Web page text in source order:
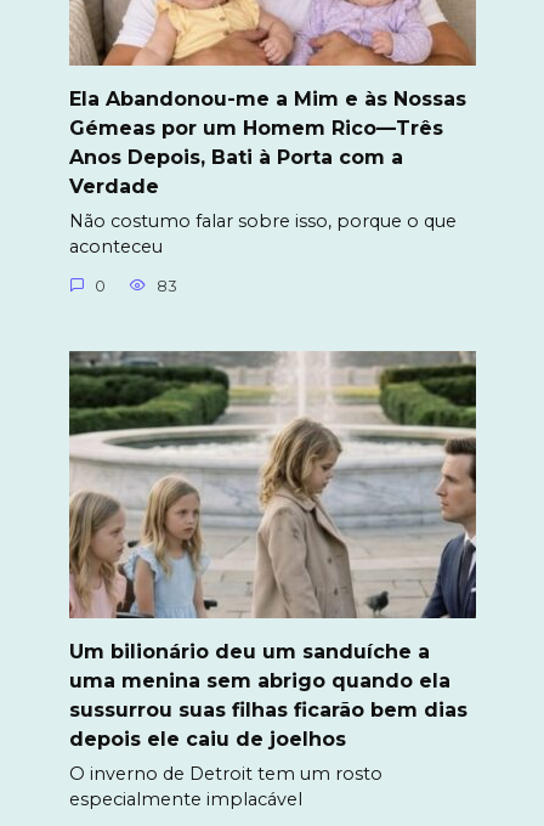
Ela Abandonou-me a Mim e às Nossas
Gémeas por um Homem Rico—Três
Anos Depois, Bati à Porta com a
Verdade
Não costumo falar sobre isso, porque o que
aconteceu
0 83
Um bilionário deu um sanduíche a
uma menina sem abrigo quando ela
sussurrou suas filhas ficarão bem dias
depois ele caiu de joelhos
O inverno de Detroit tem um rosto
especialmente implacável